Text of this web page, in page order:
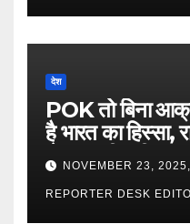
देश
POK तो बिना
है भारत का हिस्सा,
लेकर कही बड़ी
NOVEMBER 23,
REPORTER DESK